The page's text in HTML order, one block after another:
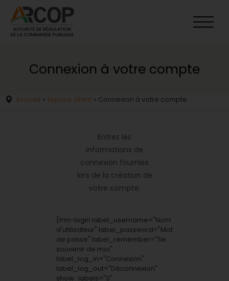
contenu
Connexion à votre compte
Accueil » Espace client » Connexion à votre compte
Entrez les
informations de
connexion fournies
lors de la création de
votre compte.
[frm-login label_username="Nom
d'utilisateur" label_password="Mot
de passe" label_remember="Se
souvenir de moi"
label_log_in="Connexion"
label_log_out="Déconnexion"
show_labels="0"